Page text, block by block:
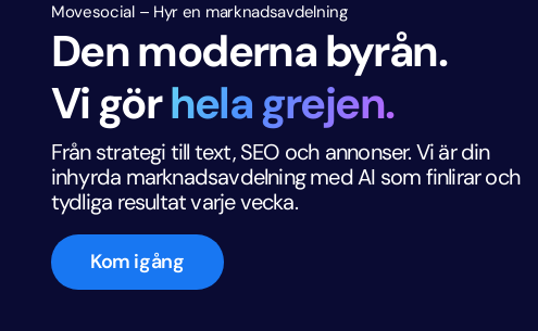
Movesocial – Hyr en marknadsavdelning
Den moderna byrån.
Vi görhela grejen.
Från strategi till text, SEO och annonser. Vi är din
inhyrda marknadsavdelning med AI som finlirar och
tydliga resultat varje vecka.
Kom igång